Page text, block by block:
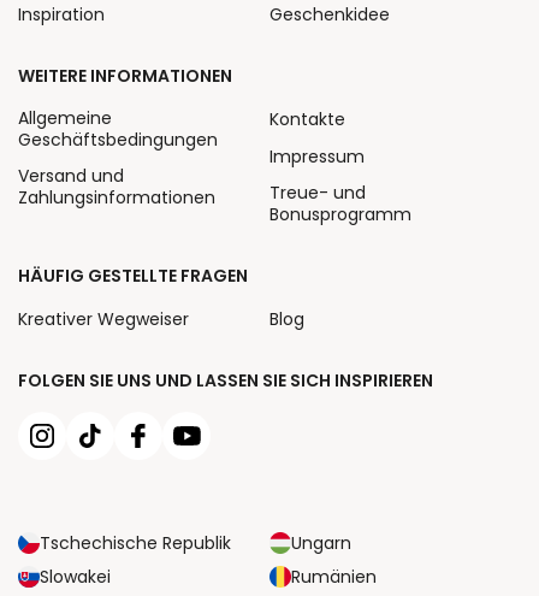
FOLGEN SIE UNS UND LASSEN SIE SICH INSPIRIEREN
Tschechische Republik
Ungarn
Slowakei
Rumänien
Inspiration
Geschenkidee
WEITERE INFORMATIONEN
Allgemeine
Geschäftsbedingungen
Versand und
Zahlungsinformationen
Kontakte
Impressum
Treue- und
Bonusprogramm
HÄUFIG GESTELLTE FRAGEN
Kreativer Wegweiser
Blog